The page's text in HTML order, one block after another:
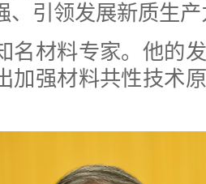
、引领发展新质生
材料专家。他的发
加强材料共性技术